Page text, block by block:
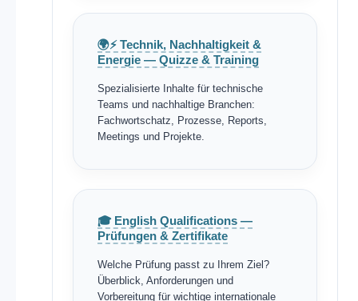
🌍⚡ Technik, Nachhaltigkeit &
Energie — Quizze & Training
Spezialisierte Inhalte für technische
Teams und nachhaltige Branchen:
Fachwortschatz, Prozesse, Reports,
Meetings und Projekte.
🎓 English Qualifications —
Prüfungen & Zertifikate
Welche Prüfung passt zu Ihrem Ziel?
Überblick, Anforderungen und
Vorbereitung für wichtige internationale